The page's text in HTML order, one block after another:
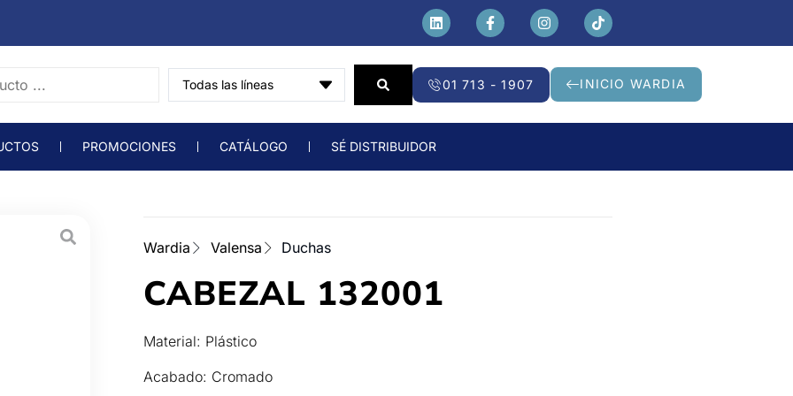
01 713 - 1907 INICIO WARDIA
PROMOCIONES CATÁLOGO SÉ DISTRIBUIDOR
Wardia Valensa Duchas
CABEZAL 132001
Material: Plástico
Acabado: Cromado